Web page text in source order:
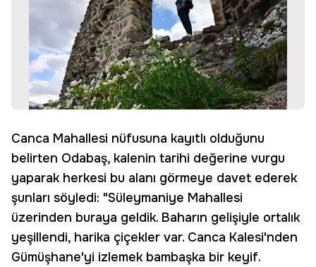
Canca Mahallesi nüfusuna kayıtlı olduğunu
belirten Odabaş, kalenin tarihi değerine vurgu
yaparak herkesi bu alanı görmeye davet ederek
şunları söyledi: "Süleymaniye Mahallesi
üzerinden buraya geldik. Baharın gelişiyle ortalık
yeşillendi, harika çiçekler var. Canca Kalesi'nden
Gümüşhane'yi izlemek bambaşka bir keyif.